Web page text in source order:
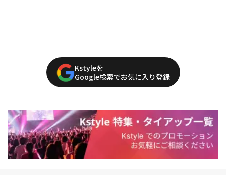
Kstyleを
Google検索でお気に入り登録